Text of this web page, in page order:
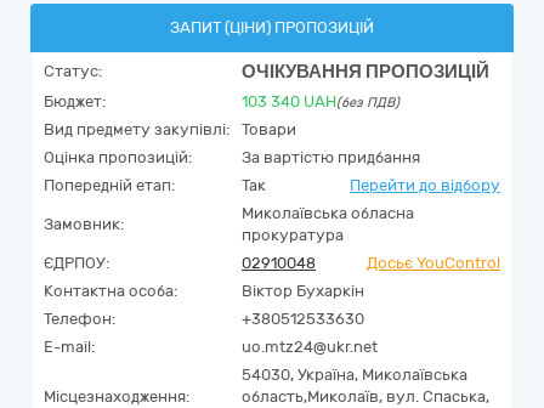
ЗАПИТ (ЦІНИ) ПРОПОЗИЦІЙ
Статус: ОЧІКУВАННЯ ПРОПОЗИЦІЙ
Бюджет: 103 340 UAH(без ПДВ)
Вид предмету закупівлі:
Товари
Оцінка пропозицій:
За вартістю придбання
Попередній етап:
Так Перейти до відбору
Замовник:
Миколаївська обласна
прокуратура
ЄДРПОУ:
02910048
Досьє YouControl
Контактна особа:
Віктор Бухаркін
Телефон:
+380512533630
E-mail:
uo.mtz24@ukr.net
Місцезнаходження:
54030, Україна, Миколаївська
область,Миколаїв, вул. Спаська,